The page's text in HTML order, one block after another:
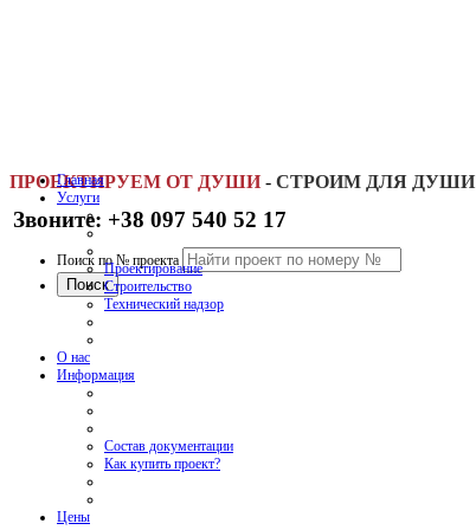
ПРОЕКТИРУЕМ ОТ ДУШИ - СТРОИМ ДЛЯ ДУШИ
Звоните: +38 097 540 52 17
Поиск по № проекта
Главная
Услуги
Проектирование
Строительство
Технический надзор
О нас
Информация
Состав документации
Как купить проект?
Цены